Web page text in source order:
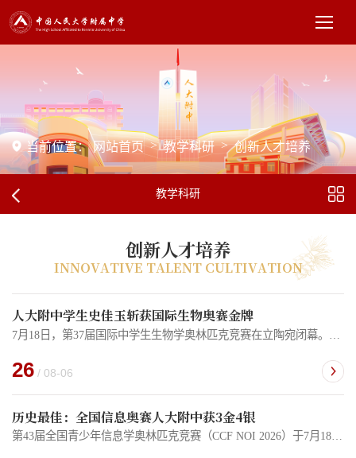
当前位置： 网站首页 > 教学科研 > 创新人才培养
教学科研
创新人才培养
INNOVATIVE TALENT CULTIVATION
26 / 08-06
人大附中学生史佳玉斩获国际生物奥赛金牌
历史最佳：全国信息奥赛人大附中获3金4银